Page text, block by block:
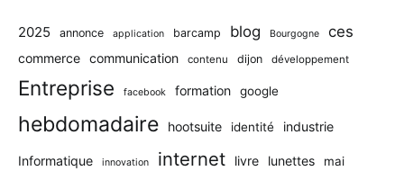
2025 annonce application barcamp blog Bourgogne ces
commerce communication contenu dijon développement
Entreprise facebook formation google
hebdomadaire hootsuite identité industrie
Informatique innovation internet livre lunettes mai